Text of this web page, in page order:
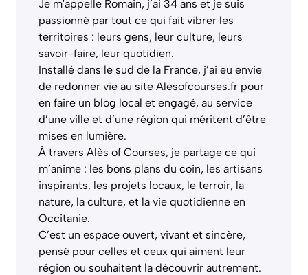
Je m'appelle Romain, j’ai 34 ans et je suis
passionné par tout ce qui fait vibrer les
territoires : leurs gens, leur culture, leurs
savoir-faire, leur quotidien.
Installé dans le sud de la France, j’ai eu envie
de redonner vie au site Alesofcourses.fr pour
en faire un blog local et engagé, au service
d’une ville et d’une région qui méritent d’être
mises en lumière.
À travers Alès of Courses, je partage ce qui
m’anime : les bons plans du coin, les artisans
inspirants, les projets locaux, le terroir, la
nature, la culture, et la vie quotidienne en
Occitanie.
C’est un espace ouvert, vivant et sincère,
pensé pour celles et ceux qui aiment leur
région ou souhaitent la découvrir autrement.